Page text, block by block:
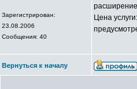
Зарегистрирован:
23.08.2006
Сообщения: 40
Цена
Вернуться к началу